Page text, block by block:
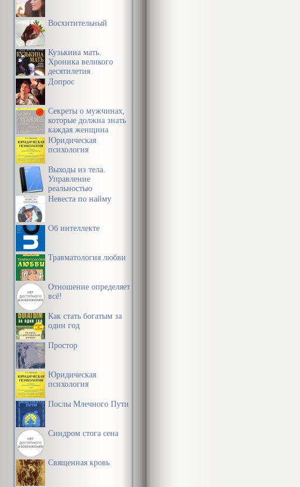
Восхитительный
Кузькина мать.
Хроника великого
десятилетия
Допрос
Секреты о мужчинах,
которые должна знать
каждая женщина
Юридическая
психология
Выходы из тела.
Управление
реальностью
Невеста по найму
Об интеллекте
Травматология любви
Отношение определяет
всё!
Как стать богатым за
один год
Простор
Юридическая
психология
Послы Млечного Пути
Синдром стога сена
Священная кровь